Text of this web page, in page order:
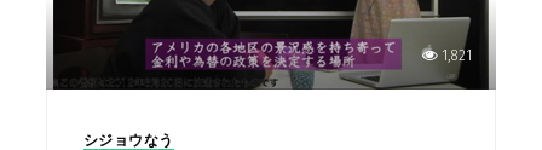
1,821
シジョウなう